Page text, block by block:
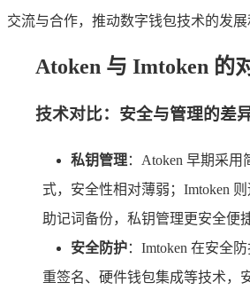
交流与合作，推动数字钱包技术的发展
Atoken 与 Imtoken 的
技术对比：安全与管理的差
私钥管理：Atoken 早期采
式，安全性相对薄弱；Imtoken
助记词备份，私钥管理更安全便捷
安全防护：Imtoken 在安全
重签名、硬件钱包集成等技术，